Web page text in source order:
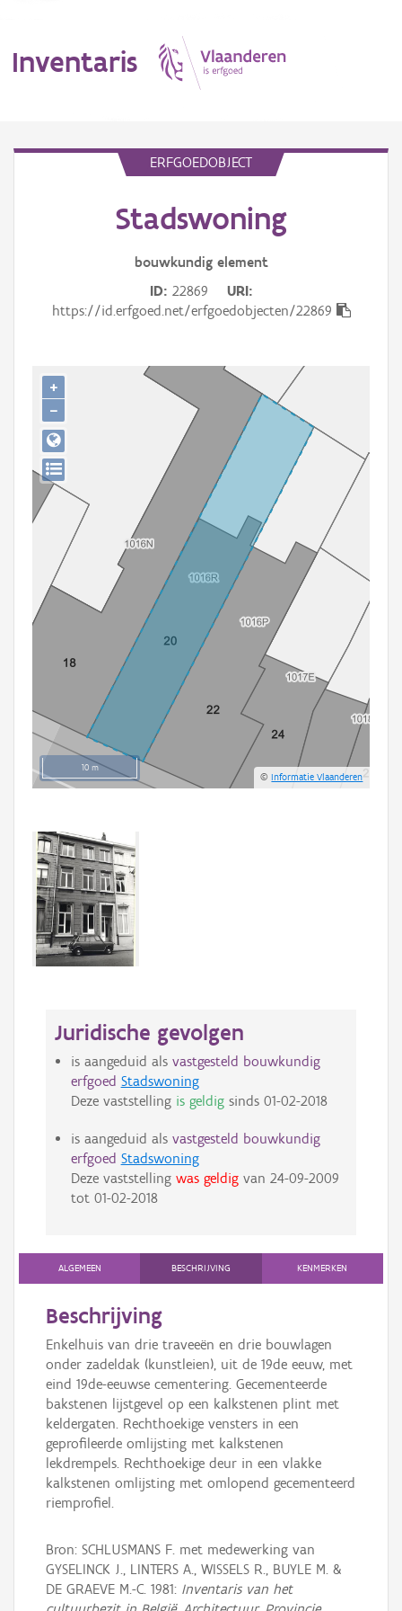
Inventaris
Gebeurtenis
Persoon of collectief
Downloads
Hergebruik
ERFGOEDOBJECT
Stadswoning
bouwkundig element
ID 22869
URI
https://id.erfgoed.net/erfgoedobjecten/22869
10 m
©Informatie Vlaanderen
+
−
Juridische gevolgen
is aangeduid als vastgesteld bouwkundig
erfgoed Stadswoning
Deze vaststelling is geldigsinds 01-02-2018
is aangeduid als vastgesteld bouwkundig
erfgoed Stadswoning
Deze vaststelling was geldigvan 24-09-2009
tot 01-02-2018
ALGEMEEN BESCHRIJVING KENMERKEN
Beschrijving
Enkelhuis van drie traveeën en drie bouwlagen
onder zadeldak (kunstleien), uit de 19de eeuw, met
eind 19de-eeuwse cementering. Gecementeerde
bakstenen lijstgevel op een kalkstenen plint met
keldergaten. Rechthoekige vensters in een
geprofileerde omlijsting met kalkstenen
lekdrempels. Rechthoekige deur in een vlakke
kalkstenen omlijsting met omlopend gecementeerd
riemprofiel.
Bron: SCHLUSMANS F. met medewerking van
GYSELINCK J., LINTERS A., WISSELS R., BUYLE M. &
DE GRAEVE M.-C. 1981: Inventaris van het